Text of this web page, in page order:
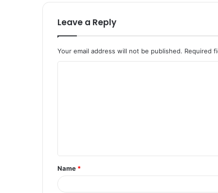
Leave a Reply
Your email address will not be published. Required
Name *